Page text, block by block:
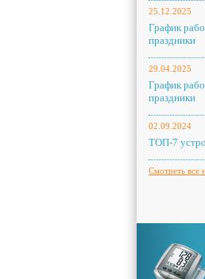
25.12.2025
График
праздники
29.04.2025
График
праздники
02.09.2024
ТОП-7
Смотреть все